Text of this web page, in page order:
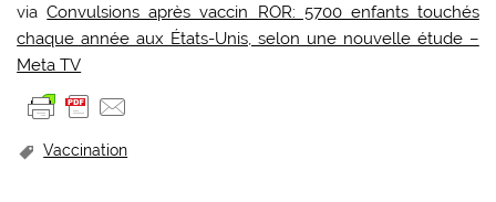
viaConvulsions après vaccin ROR: 5700 enfants touchés
chaque année aux États-Unis, selon une nouvelle étude –
Meta TV
Vaccination